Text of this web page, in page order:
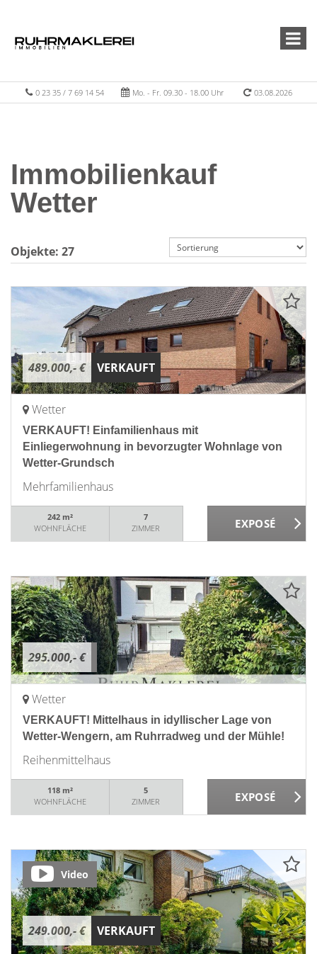
0 23 35 / 7 69 14 54 Mo. - Fr. 09.30 - 18.00 Uhr 03.08.2026
Immobilienkauf
Wetter
Objekte: 27
489.000,- € VERKAUFT
Wetter
VERKAUFT! Einfamilienhaus mit
Einliegerwohnung in bevorzugter Wohnlage von
Wetter-Grundsch
Mehrfamilienhaus
242 m²
WOHNFLÄCHE
7
ZIMMER
295.000,- €
Wetter
VERKAUFT! Mittelhaus in idyllischer Lage von
Wetter-Wengern, am Ruhrradweg und der Mühle!
Reihenmittelhaus
118 m²
WOHNFLÄCHE
5
ZIMMER
249.000,- € VERKAUFT
Video